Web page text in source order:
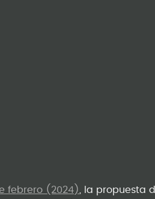
febrero (2024) , la propuesta